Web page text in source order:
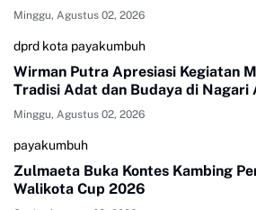
Minggu, Agustus 02, 2026
dprd kota payakumbuh
Wirman Putra Apresiasi Kegiatan
Tradisi Adat dan Budaya di Nagari
Minggu, Agustus 02, 2026
payakumbuh
Zulmaeta Buka Kontes Kambing
Walikota Cup 2026